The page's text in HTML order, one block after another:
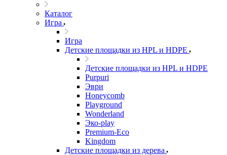
Каталог
Игра
Игра
Детские площадки из HPL и HDPE
Детские площадки из HPL и HDPE
Purpuri
Эври
Honeycomb
Playground
Wonderland
Эко-play
Premium-Eco
Kingdom
Детские площадки из дерева